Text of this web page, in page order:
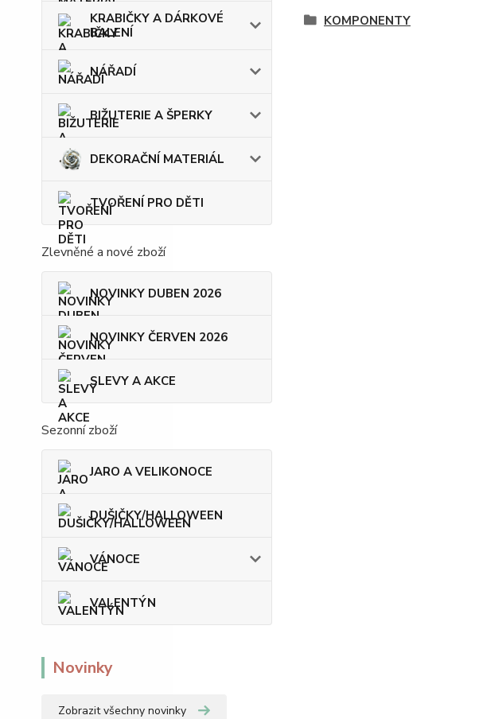
KRABIČKY A DÁRKOVÉ
BALENÍ
NÁŘADÍ
BIŽUTERIE A ŠPERKY
DEKORAČNÍ MATERIÁL
TVOŘENÍ PRO DĚTI
Zlevněné a nové zboží
NOVINKY DUBEN 2026
NOVINKY ČERVEN 2026
SLEVY A AKCE
Sezonní zboží
JARO A VELIKONOCE
DUŠIČKY/HALLOWEEN
VÁNOCE
VALENTÝN
Novinky
Zobrazit všechny novinky
KOMPONENTY